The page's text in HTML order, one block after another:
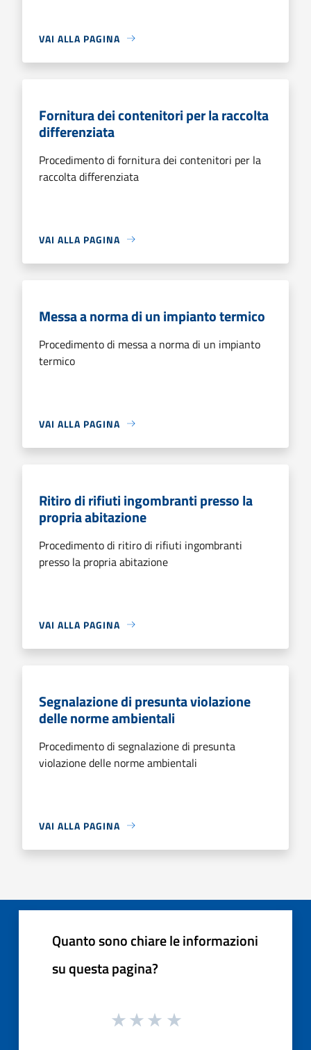
VAI ALLA PAGINA
Fornitura dei contenitori per la raccolta
differenziata
Procedimento di fornitura dei contenitori per la
raccolta differenziata
VAI ALLA PAGINA
Messa a norma di un impianto termico
Procedimento di messa a norma di un impianto
termico
VAI ALLA PAGINA
Ritiro di rifiuti ingombranti presso la
propria abitazione
Procedimento di ritiro di rifiuti ingombranti
presso la propria abitazione
VAI ALLA PAGINA
Segnalazione di presunta violazione
delle norme ambientali
Procedimento di segnalazione di presunta
violazione delle norme ambientali
VAI ALLA PAGINA
Quanto sono chiare le informazioni
su questa pagina?